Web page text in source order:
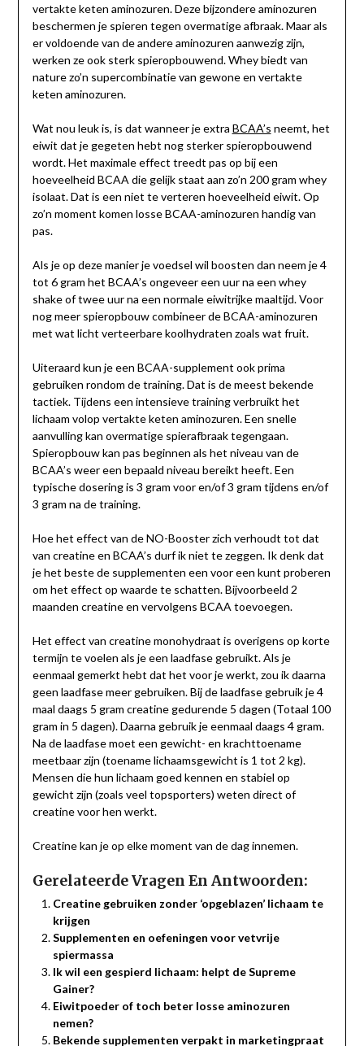
vertakte keten aminozuren. Deze bijzondere aminozuren
beschermen je spieren tegen overmatige afbraak. Maar als
er voldoende van de andere aminozuren aanwezig zijn,
werken ze ook sterk spieropbouwend. Whey biedt van
nature zo’n supercombinatie van gewone en vertakte
keten aminozuren.
Wat nou leuk is, is dat wanneer je extra BCAA’s neemt, het
eiwit dat je gegeten hebt nog sterker spieropbouwend
wordt. Het maximale effect treedt pas op bij een
hoeveelheid BCAA die gelijk staat aan zo’n 200 gram whey
isolaat. Dat is een niet te verteren hoeveelheid eiwit. Op
zo’n moment komen losse BCAA-aminozuren handig van
pas.
Als je op deze manier je voedsel wil boosten dan neem je 4
tot 6 gram het BCAA’s ongeveer een uur na een whey
shake of twee uur na een normale eiwitrijke maaltijd. Voor
nog meer spieropbouw combineer de BCAA-aminozuren
met wat licht verteerbare koolhydraten zoals wat fruit.
Uiteraard kun je een BCAA-supplement ook prima
gebruiken rondom de training. Dat is de meest bekende
tactiek. Tijdens een intensieve training verbruikt het
lichaam volop vertakte keten aminozuren. Een snelle
aanvulling kan overmatige spierafbraak tegengaan.
Spieropbouw kan pas beginnen als het niveau van de
BCAA’s weer een bepaald niveau bereikt heeft. Een
typische dosering is 3 gram voor en/of 3 gram tijdens en/of
3 gram na de training.
Hoe het effect van de NO-Booster zich verhoudt tot dat
van creatine en BCAA’s durf ik niet te zeggen. Ik denk dat
je het beste de supplementen een voor een kunt proberen
om het effect op waarde te schatten. Bijvoorbeeld 2
maanden creatine en vervolgens BCAA toevoegen.
Het effect van creatine monohydraat is overigens op korte
termijn te voelen als je een laadfase gebruikt. Als je
eenmaal gemerkt hebt dat het voor je werkt, zou ik daarna
geen laadfase meer gebruiken. Bij de laadfase gebruik je 4
maal daags 5 gram creatine gedurende 5 dagen (Totaal 100
gram in 5 dagen). Daarna gebruik je eenmaal daags 4 gram.
Na de laadfase moet een gewicht- en krachttoename
meetbaar zijn (toename lichaamsgewicht is 1 tot 2 kg).
Mensen die hun lichaam goed kennen en stabiel op
gewicht zijn (zoals veel topsporters) weten direct of
creatine voor hen werkt.
Creatine kan je op elke moment van de dag innemen.
Gerelateerde Vragen En Antwoorden:
Creatine gebruiken zonder ‘opgeblazen’ lichaam te
krijgen
Supplementen en oefeningen voor vetvrije
spiermassa
Ik wil een gespierd lichaam: helpt de Supreme
Gainer?
Eiwitpoeder of toch beter losse aminozuren
nemen?
Bekende supplementen verpakt in marketingpraat